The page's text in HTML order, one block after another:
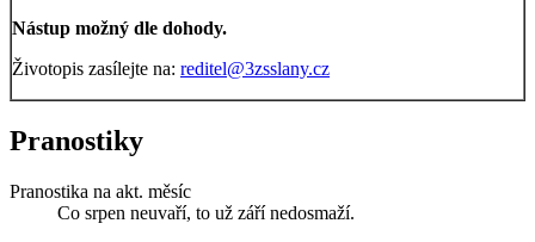
Nástup možný dle dohody.
Životopis zasílejte na: reditel@3zsslany.cz
Pranostiky
Pranostika na akt. měsíc
Co srpen neuvaří, to už září nedosmaží.